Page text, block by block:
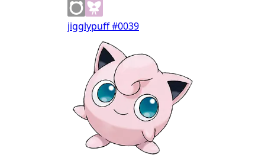
jigglypuff#0039